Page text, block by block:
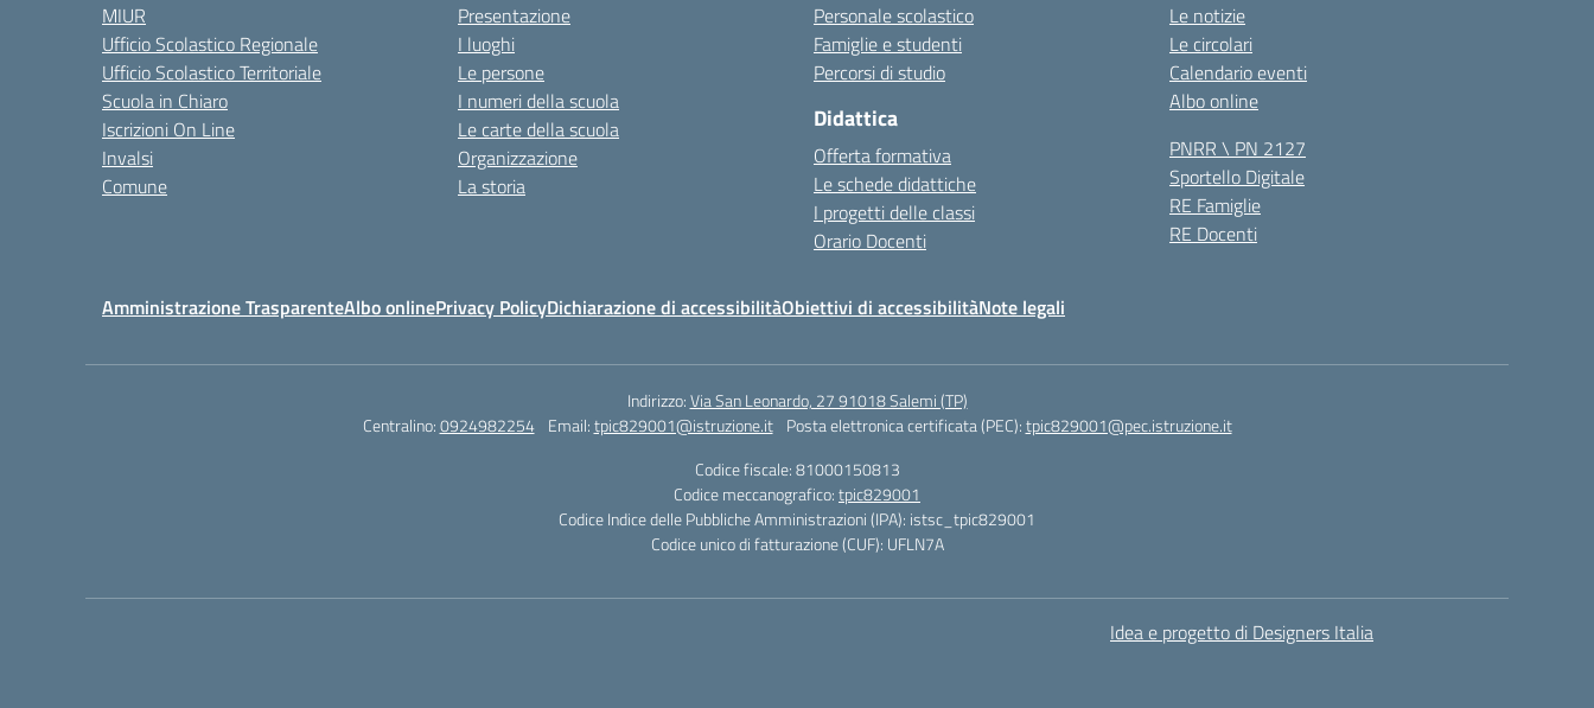
MIUR
Ufficio Scolastico Regionale
Ufficio Scolastico Territoriale
Scuola in Chiaro
Iscrizioni On Line
Invalsi
Comune
Presentazione
I luoghi
Le persone
I numeri della scuola
Le carte della scuola
Organizzazione
La storia
Personale scolastico
Famiglie e studenti
Percorsi di studio
Didattica
Offerta formativa
Le schede didattiche
I progetti delle classi
Orario Docenti
Le notizie
Le circolari
Calendario eventi
Albo online
PNRR \ PN 2127
Sportello Digitale
RE Famiglie
RE Docenti
Amministrazione TrasparenteAlbo onlinePrivacy PolicyDichiarazione di accessibilitàObiettivi di accessibilitàNote legali
Indirizzo:Via San Leonardo, 27 91018 Salemi (TP)
Centralino:0924982254 Email:tpic829001@istruzione.it Posta elettronica certificata (PEC):tpic829001@pec.istruzione.it
Codice fiscale: 81000150813
Codice meccanografico:tpic829001
Codice Indice delle Pubbliche Amministrazioni (IPA): istsc_tpic829001
Codice unico di fatturazione (CUF): UFLN7A
Idea e progetto di Designers Italia